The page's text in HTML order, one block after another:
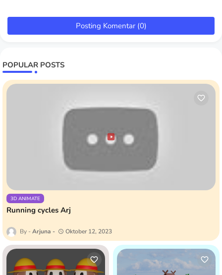
Posting Komentar (0)
POPULAR POSTS
3D ANIMATE
Running cycles Arj
Arjuna Oktober 12, 2023